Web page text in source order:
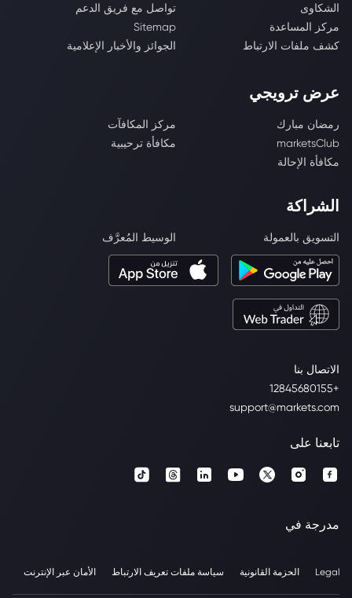
الاتصال بنا
+12845680155
support@markets.com
الشكاوى
تواصل مع فريق الدعم
مركز المساعدة
Sitemap
كشف ملفات الارتباط
الجوائز والأخبار الإعلامية
عرض ترويجي
رمضان مبارك
مركز المكافآت
marketsClub
مكافأة ترحيبية
مكافأة الإحالة
الشراكة
التسويق بالعمولة الوسيط المُعرَّف
تابعنا على
مدرجة في
Legal الحزمة القانونية سياسة ملفات تعريف الارتباط الأمان عبر الإنترنت